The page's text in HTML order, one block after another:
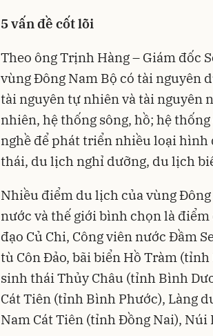
5 vấn đề cốt lõi
Theo ông Trịnh Hàng – Giám đốc
vùng Đông Nam Bộ có tài nguyên
tài nguyên tự nhiên và tài nguyên
nhiên, hệ thống sông, hồ; hệ
nghề để phát triển nhiều loại
thái, du lịch nghỉ dưỡng, du lịch
Nhiều điểm du lịch của vùng
nước và thế giới bình chọn là
đạo Củ Chi, Công viên nước Đầm
tù Côn Đảo, bãi biển Hồ Tràm
sinh thái Thủy Châu (tỉnh Bình
Cát Tiên (tỉnh Bình Phước), Làng
Nam Cát Tiên (tỉnh Đồng Nai), Núi